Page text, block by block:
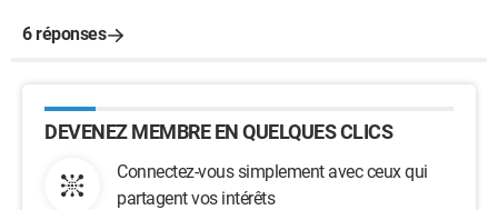
6 réponses
DEVENEZ MEMBRE EN QUELQUES CLICS
Connectez-vous simplement avec ceux qui
partagent vos intérêts